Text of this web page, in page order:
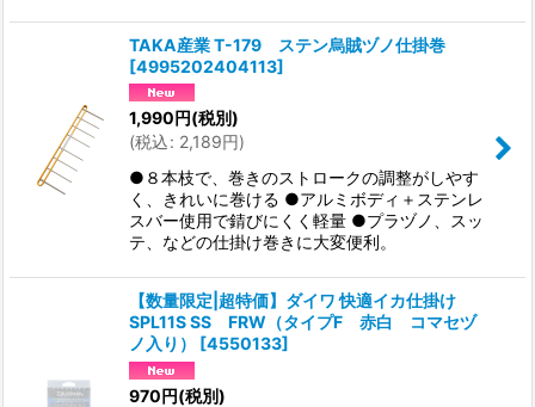
TAKA産業 T-179 ステン烏賊ヅノ仕掛巻
[4995202404113]
1,990円(税別)
(税込: 2,189円)
●８本枝で、巻きのストロークの調整がしやす
く、きれいに巻ける ●アルミボディ＋ステンレ
スバー使用で錆びにくく軽量 ●プラヅノ、スッ
テ、などの仕掛け巻きに大変便利。
【数量限定|超特価】ダイワ 快適イカ仕掛け
SPL11S SS FRW（タイプF 赤白 コマセヅ
ノ入り）
[4550133]
970円(税別)